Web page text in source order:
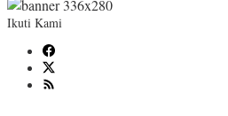
Ikuti Kami